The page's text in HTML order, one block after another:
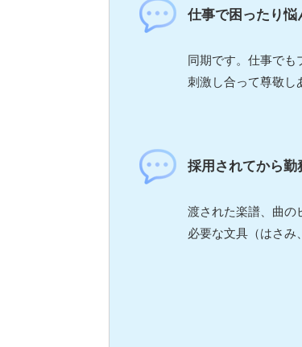
仕事で困ったり悩
同期です。仕事でも
刺激し合って尊敬し
採用されてから勤
渡された楽譜、曲の
必要な文具（はさみ